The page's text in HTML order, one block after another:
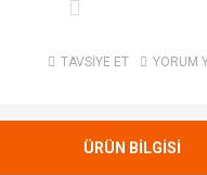
TAVSİYE ET YORUM
ÜRÜN BİLGİSİ